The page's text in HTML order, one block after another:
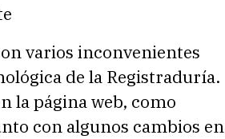
varios inconvenientes
de la Registraduría.
la página web, como
con algunos cambios en